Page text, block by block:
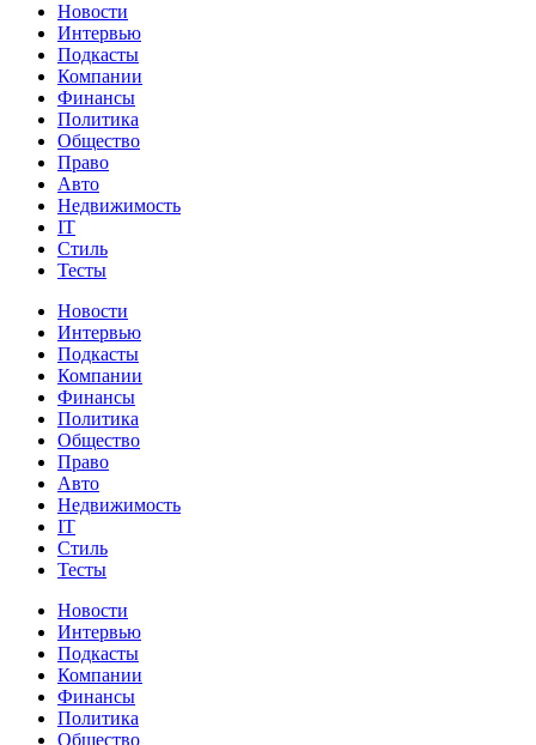
Новости
Интервью
Подкасты
Компании
Финансы
Политика
Общество
Право
Авто
Недвижимость
IT
Стиль
Тесты
Новости
Интервью
Подкасты
Компании
Финансы
Политика
Общество
Право
Авто
Недвижимость
IT
Стиль
Тесты
Новости
Интервью
Подкасты
Компании
Финансы
Политика
Общество